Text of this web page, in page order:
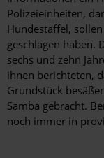
Polizeieinheiten,
Hundestaffel,
geschlagen haben.
sechs und zehn
ihnen berichteten,
Grundstück
Samba gebracht.
noch immer in